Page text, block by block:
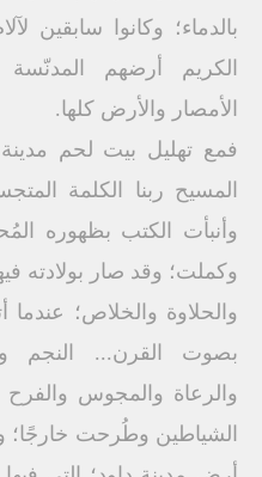
بالدماء؛ وكانوا سابقين
الكريم أرضهم
الأمصار والأرض كلها.
فمع تهليل بيت لحم مدينة
المسيح ربنا الكلمة
وأنبأت الكتب بظهوره
وكملت؛ وقد صار بولادته
والحلاوة والخلاص؛
بصوت القرن... النجم
والرعاة والمجوس
الشياطين وطُرحت